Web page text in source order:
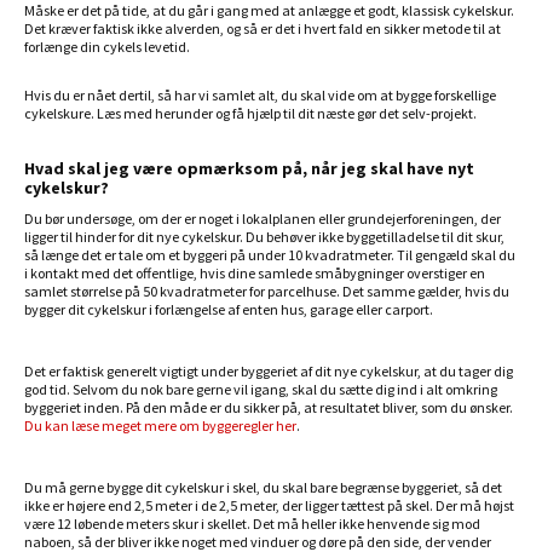
Måske er det på tide, at du går i gang med at anlægge et godt, klassisk cykelskur.
Det kræver faktisk ikke alverden, og så er det i hvert fald en sikker metode til at
forlænge din cykels levetid.
Hvis du er nået dertil, så har vi samlet alt, du skal vide om at bygge forskellige
cykelskure. Læs med herunder og få hjælp til dit næste gør det selv-projekt.
Hvad skal jeg være opmærksom på, når jeg skal have nyt
cykelskur?
Du bør undersøge, om der er noget i lokalplanen eller grundejerforeningen, der
ligger til hinder for dit nye cykelskur. Du behøver ikke byggetilladelse til dit skur,
så længe det er tale om et byggeri på under 10 kvadratmeter. Til gengæld skal du
i kontakt med det offentlige, hvis dine samlede småbygninger overstiger en
samlet størrelse på 50 kvadratmeter for parcelhuse. Det samme gælder, hvis du
bygger dit cykelskur i forlængelse af enten hus, garage eller carport.
Det er faktisk generelt vigtigt under byggeriet af dit nye cykelskur, at du tager dig
god tid. Selvom du nok bare gerne vil igang, skal du sætte dig ind i alt omkring
byggeriet inden. På den måde er du sikker på, at resultatet bliver, som du ønsker.
Du kan læse meget mere om byggeregler her.
Du må gerne bygge dit cykelskur i skel, du skal bare begrænse byggeriet, så det
ikke er højere end 2,5 meter i de 2,5 meter, der ligger tættest på skel. Der må højst
være 12 løbende meters skur i skellet. Det må heller ikke henvende sig mod
naboen, så der bliver ikke noget med vinduer og døre på den side, der vender